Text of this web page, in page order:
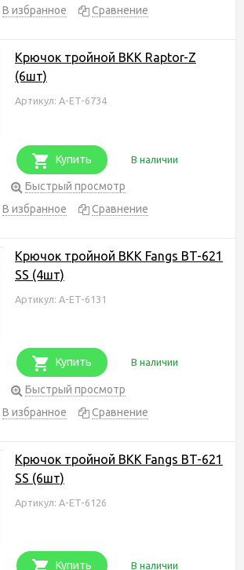
В избранное Сравнение
Крючок тройной BKK Raptor-Z
(6шт)
Артикул: A-ET-6734
Купить В наличии
Быстрый просмотр
В избранное
Сравнение
Крючок тройной BKK Fangs BT-621
SS (4шт)
Артикул: A-ET-6131
Купить В наличии
Быстрый просмотр
В избранное
Сравнение
Крючок тройной BKK Fangs BT-621
SS (6шт)
Артикул: A-ET-6126
Купить В наличии